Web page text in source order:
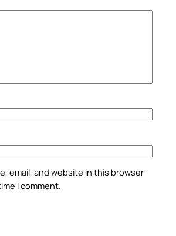
email, and website in this browser
I comment.